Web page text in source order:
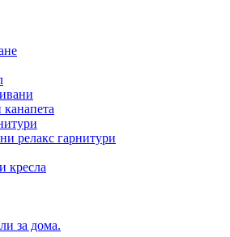
канапета
релакс гарнитури
кресла
за дома.